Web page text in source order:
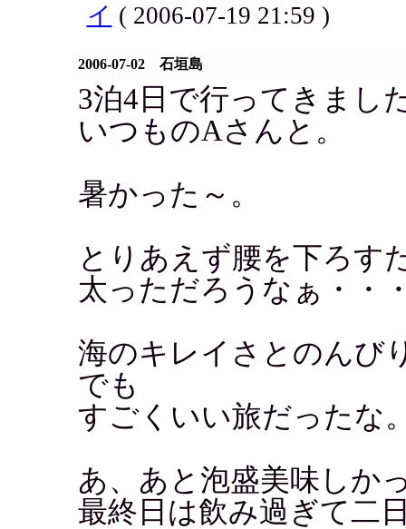
イ ( 2006-07-19 21:59 )
2006-07-02 石垣島
3泊4日で行ってきまし
いつものAさんと。
暑かった～。
とりあえず腰を下ろす
太っただろうなぁ・・
海のキレイさとのんび
でも
すごくいい旅だったな
あ、あと泡盛美味しか
最終日は飲み過ぎて二